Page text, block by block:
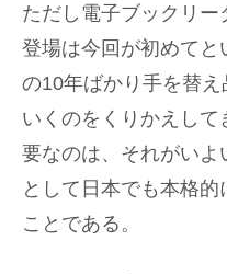
ただし電子ブックリ
登場は今回が初めてと
の10年ばかり手を替
いくのをくりかえし
要なのは、それがい
として日本でも本格
ことである。